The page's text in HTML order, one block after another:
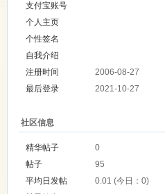
支付宝账号
个人主页
个性签名
自我介绍
注册时间
2006-08-27
最后登录
2021-10-27
社区信息
精华帖子
0
帖子
95
平均日发帖
0.01 (今日：0)